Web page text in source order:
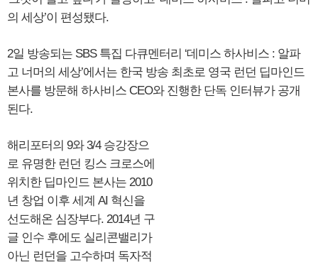
의 세상’이 편성됐다.
2일 방송되는 SBS 특집 다큐멘터리 ‘데미스 하사비스 : 알파
고 너머의 세상’에서는 한국 방송 최초로 영국 런던 딥마인드
본사를 방문해 하사비스 CEO와 진행한 단독 인터뷰가 공개
된다.
해리포터의 9와 3/4 승강장으
로 유명한 런던 킹스 크로스에
위치한 딥마인드 본사는 2010
년 창업 이후 세계 AI 혁신을
선도해온 심장부다. 2014년 구
글 인수 후에도 실리콘밸리가
아닌 런던을 고수하며 독자적